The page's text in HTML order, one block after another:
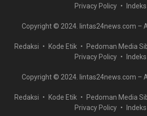
Privacy Policy
Indeks
Copyright © 2024. lintas24news.com –
Redaksi Kode Etik Pedoman Media
Privacy Policy
Indeks
Copyright © 2024. lintas24news.com –
Redaksi Kode Etik Pedoman Media
Privacy Policy
Indeks